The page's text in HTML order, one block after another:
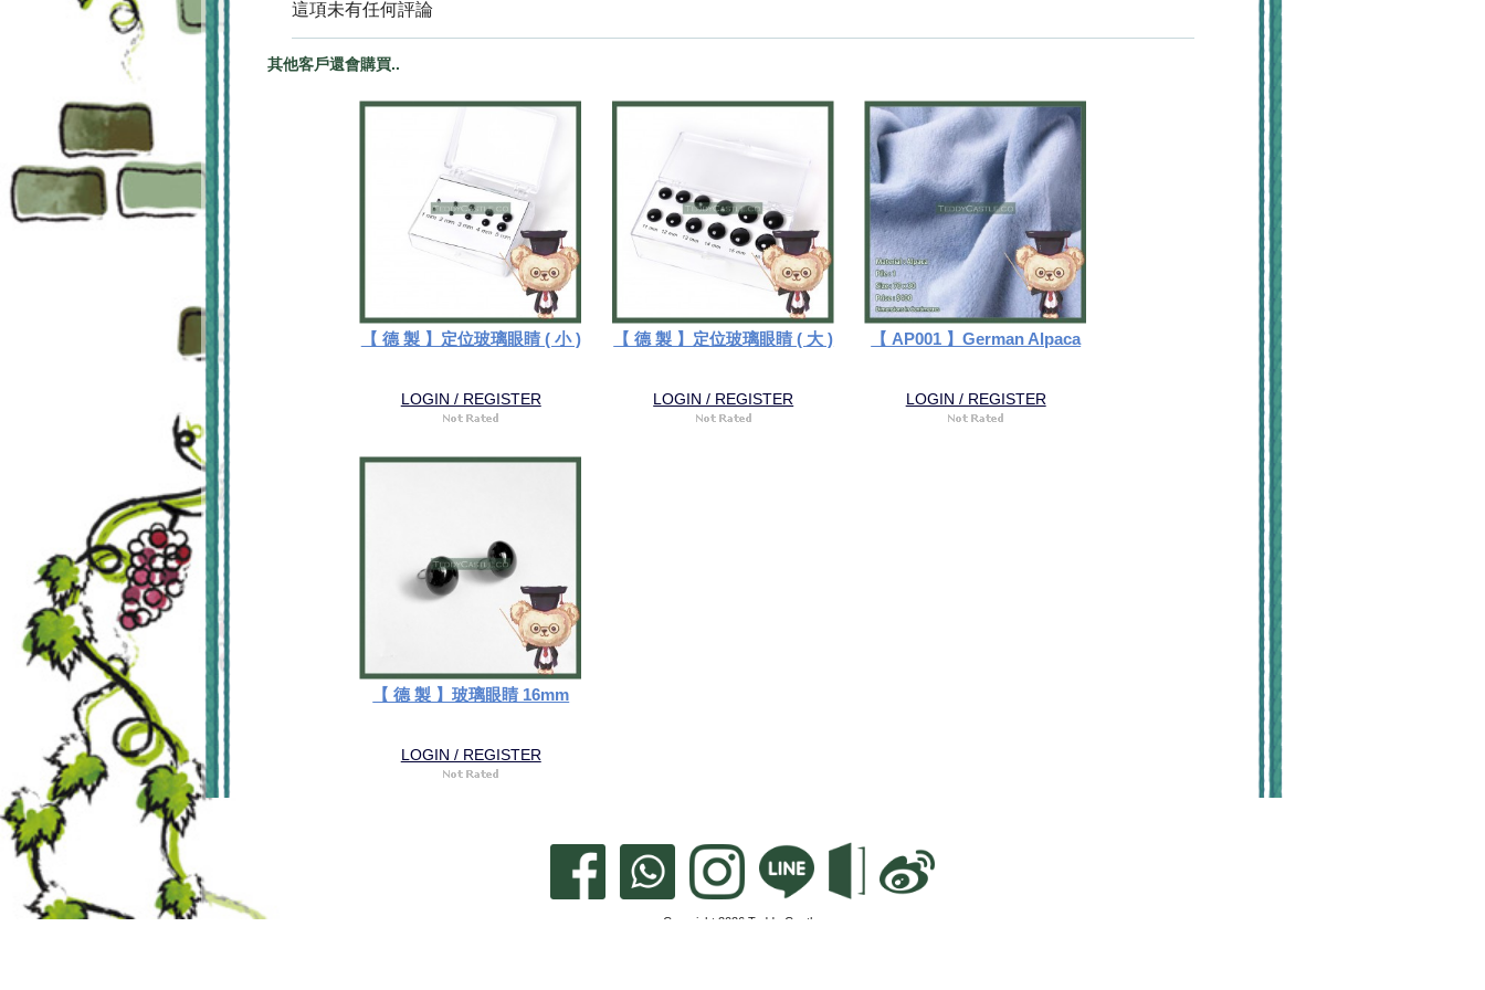
這項未有任何評論
其他客戶還會購買..
【 德 製 】定位玻璃眼睛 ( 小 )
LOGIN / REGISTER
【 德 製 】定位玻璃眼睛 ( 大 )
LOGIN / REGISTER
【 AP001 】German Alpaca
LOGIN / REGISTER
【 德 製 】玻璃眼睛 16mm
LOGIN / REGISTER
Copyright 2026 Teddy Castle.